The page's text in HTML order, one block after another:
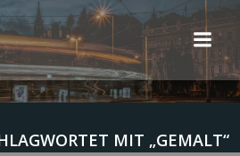
Zum
Inhalt
springen
MIT „GEMALT“